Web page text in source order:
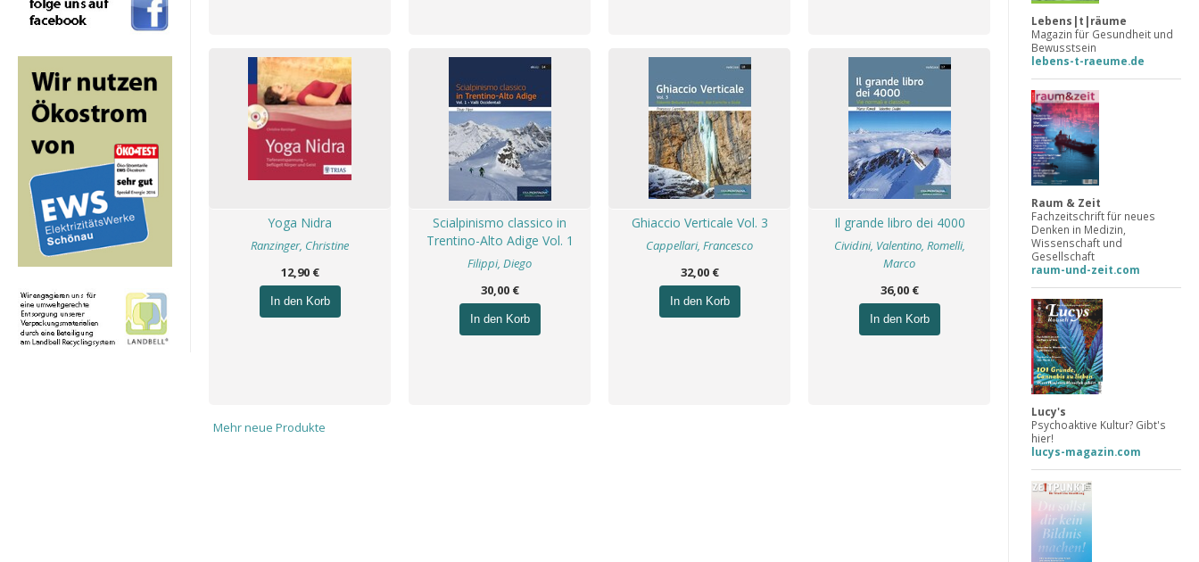
Yoga Nidra
Ranzinger, Christine
12,90 €
In den Korb
Scialpinismo classico in
Trentino-Alto Adige Vol. 1
Filippi, Diego
30,00 €
In den Korb
Ghiaccio Verticale Vol. 3
Cappellari, Francesco
32,00 €
In den Korb
Il grande libro dei 4000
Cividini, Valentino, Romelli,
Marco
36,00 €
In den Korb
Mehr neue Produkte
Lebens|t|räume
Magazin für Gesundheit und
Bewusstsein
lebens-t-raeume.de
Raum & Zeit
Fachzeitschrift für neues
Denken in Medizin,
Wissenschaft und
Gesellschaft
raum-und-zeit.com
Lucy's
Psychoaktive Kultur? Gibt's
hier!
lucys-magazin.com